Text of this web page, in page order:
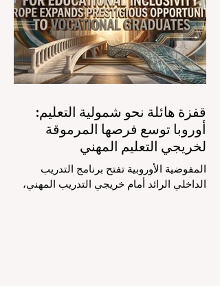
والمصممين خصيصاً للمعلمين يُحدث ثورة
حقيقية في مهنة التدريس. ومن خلال الأتمتة
الناجحة للمهام الإدارية التي تستغرق وقتاً
طويلاً، تبشر هذه الأدوات المتقدمة بعصر
قفزة هائلة نحو شمولية التعليم:
أوروبا توسع فرصها المرموقة
لخريجي التعليم المهني
المفوضية الأوروبية تفتح برنامج التدريب
الداخلي الرائد أمام خريجي التدريب المهني،